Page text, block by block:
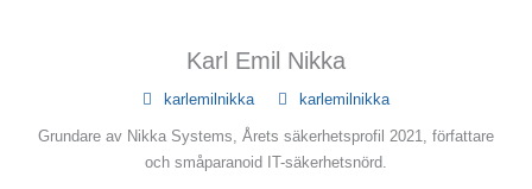
Karl Emil Nikka
karlemilnikka karlemilnikka
Grundare av Nikka Systems, Årets säkerhetsprofil 2021, författare
och småparanoid IT-säkerhetsnörd.